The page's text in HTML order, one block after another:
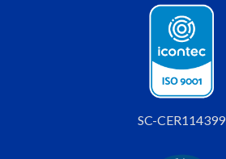
SC-CER114399